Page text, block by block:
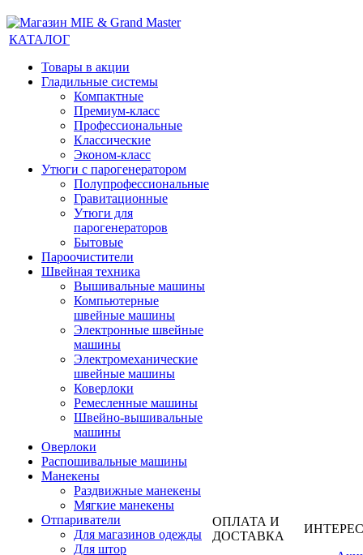
КАТАЛОГ
Товары в акции
Гладильные системы
Компактные
Премиум-класс
Профессиональные
Классические
Эконом-класс
Утюги с парогенератором
Полупрофессиональные
Гравитационные
Утюги для
парогенераторов
Бытовые
Пароочистители
Швейная техника
Вышивальные машины
Компьютерные
швейные машины
Электронные швейные
машины
Электромеханические
швейные машины
Коверлоки
Ремесленные машины
Швейно-вышивальные
машины
Оверлоки
Распошивальные машины
Манекены
Раздвижные манекены
Мягкие манекены
Отпариватели
Для магазинов одежды
Для штор
ОПЛАТА И
ДОСТАВКА